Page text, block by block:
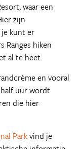
waar een
zijn
kunt er
Ranges hiken
al te heet.
en vooral
uur wordt
die hier
Parkvind je